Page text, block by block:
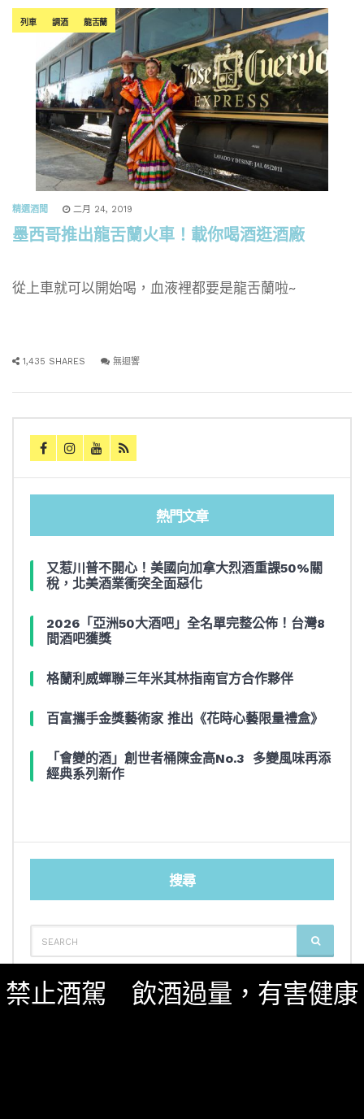
列車 調酒 龍舌蘭
精選酒聞 二月 24, 2019
墨西哥推出龍舌蘭火車！載你喝酒逛酒廠
從上車就可以開始喝，血液裡都要是龍舌蘭啦~
1,435 SHARES 無迴響
熱門文章
又惹川普不開心！美國向加拿大烈酒重課50%關
稅，北美酒業衝突全面惡化
2026「亞洲50大酒吧」全名單完整公佈！台灣8
間酒吧獲獎
格蘭利威蟬聯三年米其林指南官方合作夥伴
百富攜手金獎藝術家 推出《花時心藝限量禮盒》
「會變的酒」創世者桶陳金高No.3 多變風味再添
經典系列新作
搜尋
SEARCH
FOR:
SEARCH
禁止酒駕 飲酒過量，有害健康